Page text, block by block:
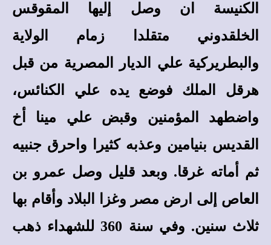
الكنيسة ان وصل إليها المقوقس
الخلقدوني متقلدا زمام الولاية
والبطريركية علي الديار المصرية من قبل
هرقل الملك فوضع يده علي الكنائس،
واضطهد المؤمنين وقبض علي مينا أخ
القديس بنيامين وعذبه كثيرا واحرق جنبيه
ثم أماته غرقا. وبعد قليل وصل عمرو بن
العاص إلى ارض مصر وغزا البلاد وأقام بها
ثلاث سنين. وفي سنة 360 للشهداء ذهب